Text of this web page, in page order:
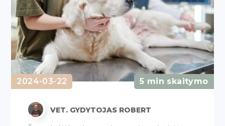
2024-03-22 5 min skaitymo
VET. GYDYTOJAS ROBERT